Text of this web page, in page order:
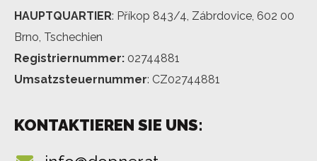
HAUPTQUARTIER: Příkop 843/4, Zábrdovice, 602 00
Brno, Tschechien
Registriernummer: 02744881
Umsatzsteuernummer: CZ02744881
KONTAKTIEREN SIE UNS: